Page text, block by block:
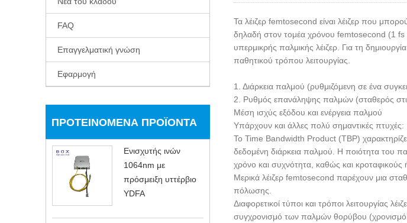
FAQ
Επαγγελματική γνώση
Εφαρμογή
ΠΡΟΤΕΙΝΌΜΕΝΑ ΠΡΟΪΌΝΤΑ
Ενισχυτής ινών
1064nm με
πρόσμειξη υττέρβιο
YDFA
Τα λέιζερ femtosecond είναι λέιζερ που
δηλαδή στον τομέα χρόνου femtosecond (1 fs =
υπερμικρής παλμικής λέιζερ. Για τη
παθητικού τρόπου λειτουργίας.
1. Διάρκεια παλμού (ρυθμιζόμενη σε ένα
2. Ρυθμός επανάληψης παλμών (σταθερός
Μέση ισχύς εξόδου και ενέργεια παλμού
Υπάρχουν και άλλες πολύ σημαντικές πτυχές:
Το Time Bandwidth Product (TBP)
δεδομένη διάρκεια παλμού. Η ποιότητα του
χρόνο και συχνότητα, καθώς και κροταφικούς
Μερικά λέιζερ femtosecond παρέχουν μια
πόλωσης.
Διαφορετικοί τύποι και τρόποι λειτουργίας
συγχρονισμό των παλμών θορύβου